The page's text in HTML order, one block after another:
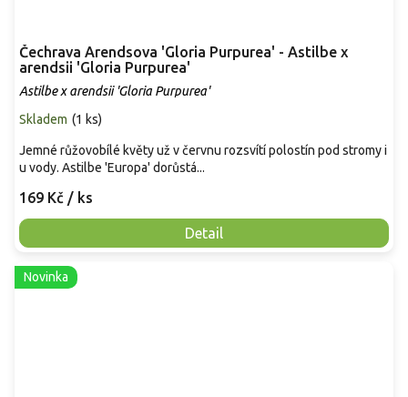
Čechrava Arendsova 'Gloria Purpurea' - Astilbe x
arendsii 'Gloria Purpurea'
Astilbe x arendsii 'Gloria Purpurea'
Skladem (1 ks)
169 Kč / ks
Detail
Jemné růžovobílé květy už v červnu rozsvítí polostín pod stromy i
u vody. Astilbe 'Europa' dorůstá...
Novinka